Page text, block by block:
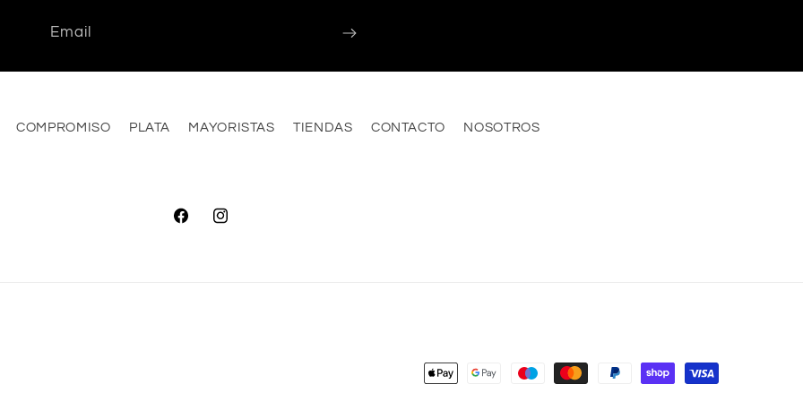
Email
COMPROMISO PLATA MAYORISTAS TIENDAS CONTACTO NOSOTROS
FacebookInstagram
Payment